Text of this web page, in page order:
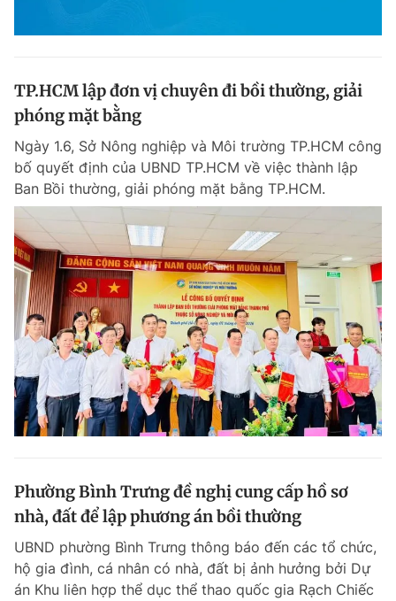
TP.HCM lập đơn vị chuyên đi bồi thường, giải
phóng mặt bằng
Ngày 1.6, Sở Nông nghiệp và Môi trường TP.HCM công
bố quyết định của UBND TP.HCM về việc thành lập
Ban Bồi thường, giải phóng mặt bằng TP.HCM.
Phường Bình Trưng đề nghị cung cấp hồ sơ
nhà, đất để lập phương án bồi thường
UBND phường Bình Trưng thông báo đến các tổ chức,
hộ gia đình, cá nhân có nhà, đất bị ảnh hưởng bởi Dự
án Khu liên hợp thể dục thể thao quốc gia Rạch Chiếc